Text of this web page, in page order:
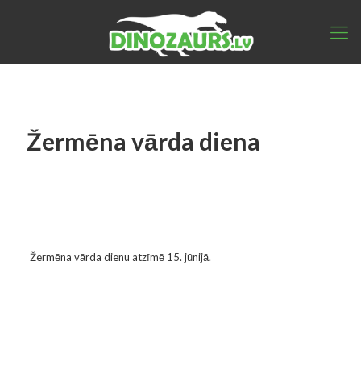
Žermēna vārda diena
Žermēna vārda dienu atzīmē 15. jūnijā.